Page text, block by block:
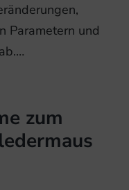
Parametern und
zum